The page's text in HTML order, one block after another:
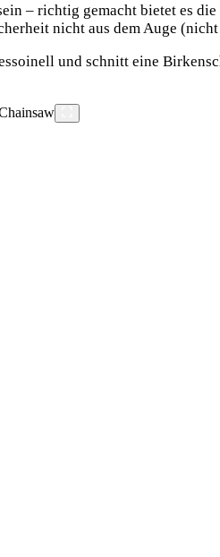
– richtig gemacht bietet es
nicht aus dem Auge
und schnitt eine